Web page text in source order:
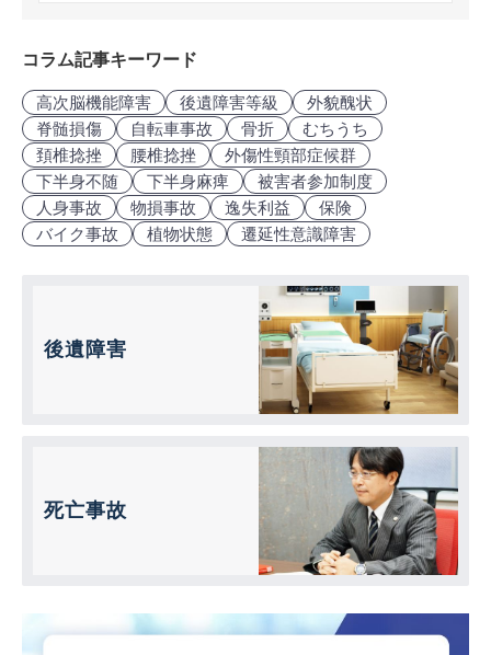
コラム記事キーワード
高次脳機能障害 後遺障害等級
外貌醜状
脊髄損傷
自転車事故 骨折
むちうち
頚椎捻挫
腰椎捻挫
外傷性頸部症候群
下半身不随
下半身麻痺
被害者参加制度
人身事故
物損事故 逸失利益
保険
バイク事故
植物状態 遷延性意識障害
後遺障害
死亡事故